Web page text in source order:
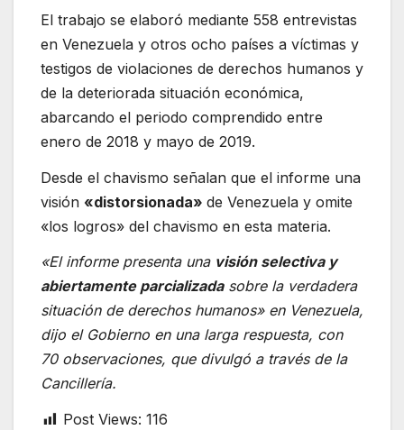
El trabajo se elaboró mediante 558 entrevistas
en Venezuela y otros ocho países a víctimas y
testigos de violaciones de derechos humanos y
de la deteriorada situación económica,
abarcando el periodo comprendido entre
enero de 2018 y mayo de 2019.
Desde el chavismo señalan que el informe una
visión «distorsionada» de Venezuela y omite
«los logros» del chavismo en esta materia.
«El informe presenta una visión selectiva y
abiertamente parcializadasobre la verdadera
situación de derechos humanos» en Venezuela,
dijo el Gobierno en una larga respuesta, con
70 observaciones, que divulgó a través de la
Cancillería.
Post Views: 116